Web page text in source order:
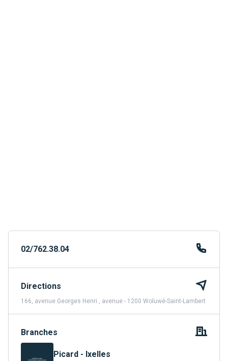
02/762.38.04
Directions
166, avenue Georges Henri , avenue - 1200 Woluwé-Saint-Lambert
Branches
Picard - Ixelles